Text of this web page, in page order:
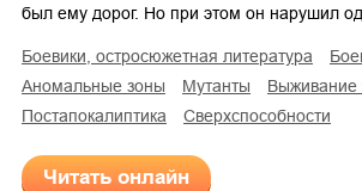
был ему дорог. Но при этом он нарушил
боевики, остросюжетная литература
аномальные зоны
мутанты
постапокалиптика
сверхспособности
Читать онлайн